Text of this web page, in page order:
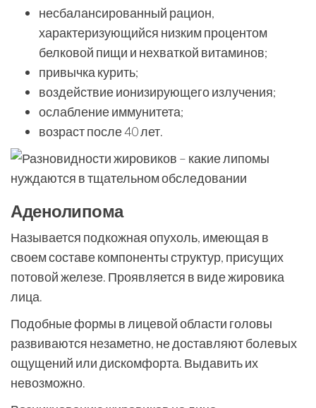
несбалансированный рацион,
характеризующийся низким процентом
белковой пищи и нехваткой витаминов;
привычка курить;
воздействие ионизирующего излучения;
ослабление иммунитета;
возраст после 40 лет.
Аденолипома
Называется подкожная опухоль, имеющая в
своем составе компоненты структур, присущих
потовой железе. Проявляется в виде жировика
лица.
Подобные формы в лицевой области головы
развиваются незаметно, не доставляют болевых
ощущений или дискомфорта. Выдавить их
невозможно.